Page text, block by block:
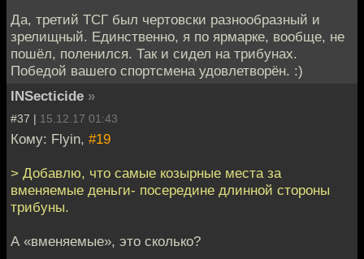
Да, третий ТСГ был чертовски разнообразный и
зрелищный. Единственно, я по ярмарке, вообще, не
пошёл, поленился. Так и сидел на трибунах.
Победой вашего спортсмена удовлетворён. :)
INSecticide »
#37 | 15.12.17 01:43
Кому: Flyin, #19
> Добавлю, что самые козырные места за
вменяемые деньги- посередине длинной стороны
трибуны.
А «вменяемые», это сколько?